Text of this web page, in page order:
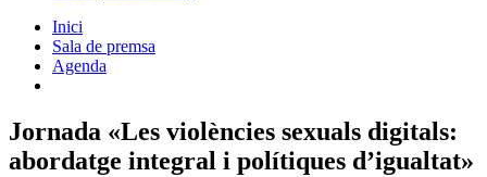
Inici
Sala de premsa
Agenda
Jornada «Les violències sexuals digitals:
abordatge integral i polítiques d’igualtat»